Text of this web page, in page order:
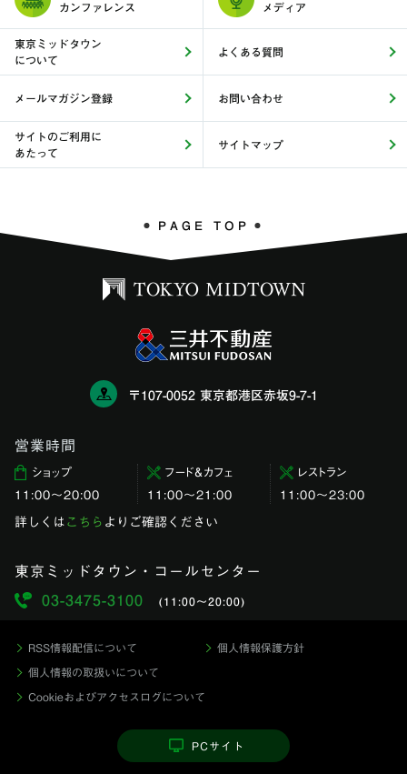
カンファレンス
メディア
東京ミッドタウン
について
よくある質問
メールマガジン登録 お問い合わせ
サイトのご利用に
あたって
サイトマップ
PAGE TOP
〒107-0052 東京都港区赤坂9-7-1
営業時間
ショップ
11:00〜20:00
フード＆カフェ
11:00～21:00
レストラン
11:00〜23:00
詳しくは こちら よりご確認ください
東京ミッドタウン・コールセンター
03-3475-3100
(11:00〜20:00)
RSS情報配信について 個人情報保護方針
個人情報の取扱いについて
Cookieおよびアクセスログについて
PCサイト